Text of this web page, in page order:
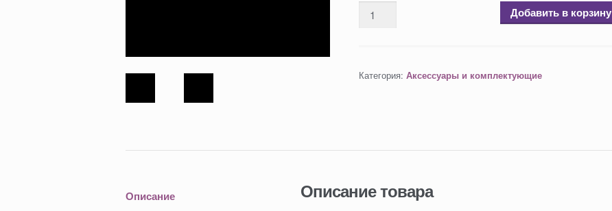
Добавить в корзину
Категория:Аксессуары и комплектующие
Описание Описание товара